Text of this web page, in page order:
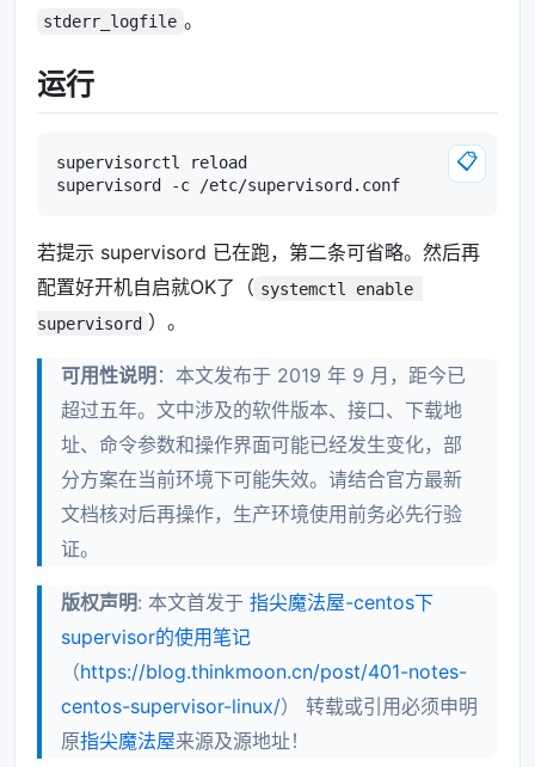
stderr_logfile 。
运行
supervisorctl reload
📋
若提示 supervisord 已在跑，第二条可省略。然后再
配置好开机自启就OK了（ systemctl enable
supervisord ）。
可用性说明 ：本文发布于 2019 年 9 月，距今已
超过五年。文中涉及的软件版本、接口、下载地
址、命令参数和操作界面可能已经发生变化，部
分方案在当前环境下可能失效。请结合官方最新
文档核对后再操作，生产环境使用前务必先行验
证。
版权声明: 本文首发于 指尖魔法屋-centos下
supervisor的使用笔记
（https://blog.thinkmoon.cn/post/401-notes-
centos-supervisor-linux/） 转载或引用必须申明
原指尖魔法屋来源及源地址！